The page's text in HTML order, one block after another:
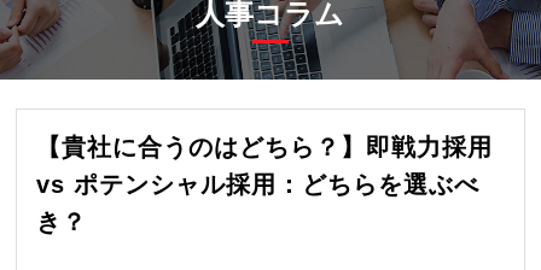
人事コラム
【貴社に合うのはどちら？】即戦力採用
vs ポテンシャル採用：どちらを選ぶべ
き？